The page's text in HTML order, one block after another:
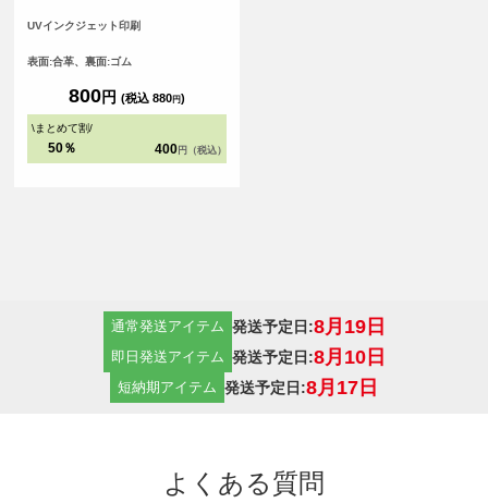
め、長くご使用いただけます。自分
ニーカーに加えてみてはいかがでし
いスニーカーにオリジナルテイスト
を追加できるアイテムです。部活や
サークルなどのグループで同じデザ
感を演出するのもおすすめです！
UVインクジェット印刷
表面:合革、裏面:ゴム
800円 (税込 880円)
\まとめて割/
50％ 400 円（税込）
通常発送アイテム 発送予定日:8月19日
即日発送アイテム 発送予定日:8月10日
短納期アイテム 発送予定日:8月17日
よくある質問